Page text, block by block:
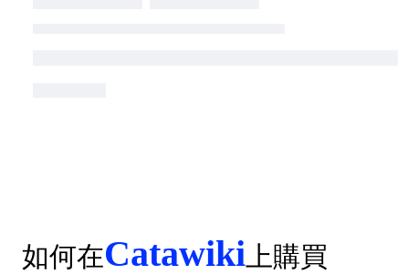
如何在Catawiki 上購買